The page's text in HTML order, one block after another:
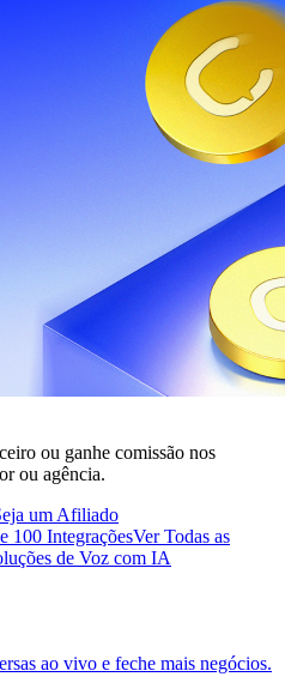
ou ganhe comissão nos
ou agência.
um Afiliado
100 IntegraçõesVer Todas as
de Voz com IA
ao vivo e feche mais negócios.